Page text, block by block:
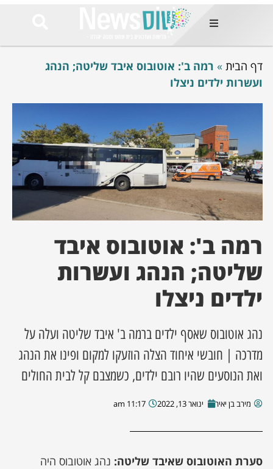
החמות
בימים
באזור
odio
mauris, wisi
tortor
ultricies
Congue
מסע מלחמה
השבוע
מקומית
עסקים
דף הבית » רמה ב': אוטובוס איבד שליטה; הנהג
ועשרות ילדים ניצלו
רמה ב': אוטובוס איבד
שליטה; הנהג ועשרות
ילדים ניצלו
נהג אוטובוס שאסף ילדים ברמה ב' איבד שליטה ועלה על
מדרכה | חובשי איחוד הצלה הוזעקו למקום ופינו את הנהג
ואת הנוסעים שהיו רובם ילדים, כשמצבם קל לבית החולים
מירב בן יאיר ינואר 13, 2022 11:17 am
סערת האוטובוס שאיבד שליטה: נהג אוטובוס היה